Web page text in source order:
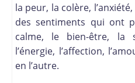
la peur, la colère,
des sentiments qui ont
calme, le bien-être, la
l’énergie, l’affection,
en l’autre.